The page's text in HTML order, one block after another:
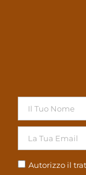
Autorizzo il